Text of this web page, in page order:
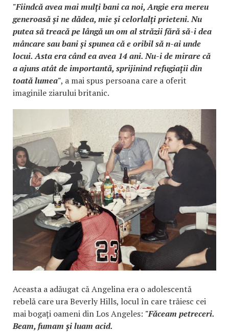
"Fiindcă avea mai mulți bani ca noi, Angie era mereu
generoasă și ne dădea, mie și celorlalți prieteni. Nu
putea să treacă pe lângă un om al străzii fără să-i dea
mâncare sau bani și spunea că e oribil să n-ai unde
locui. Asta era când ea avea 14 ani. Nu-i de mirare că
a ajuns atât de importantă, sprijinind refugiații din
toată lumea", a mai spus persoana care a oferit
imaginile ziarului britanic.
Aceasta a adăugat că Angelina era o adolescentă
rebelă care ura Beverly Hills, locul în care trăiesc cei
mai bogați oameni din Los Angeles: "Făceam petreceri.
Beam, fumam și luam acid.